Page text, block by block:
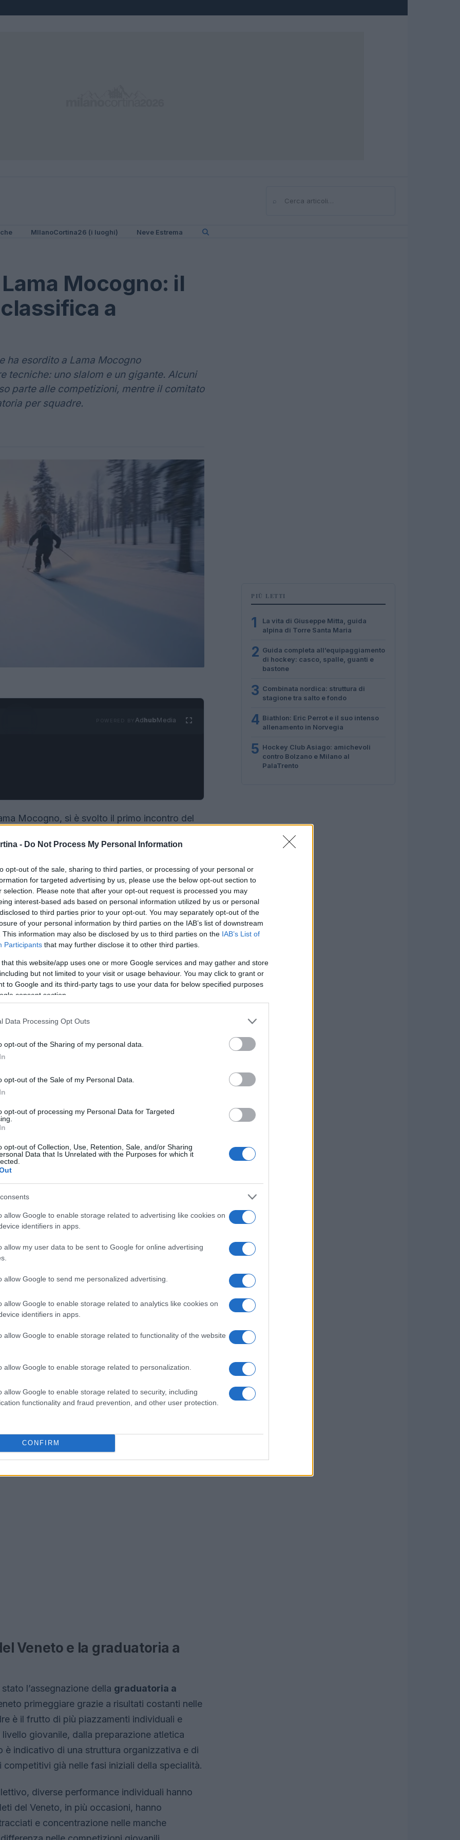
- Do Not Process My Personal Information
opt-out of the sale, sharing to third parties, or processing of your personal or
for targeted advertising by us, please use the below opt-out section to
selection. Please note that after your opt-out request is processed you may
interest-based ads based on personal information utilized by us or personal
to third parties prior to your opt-out. You may separately opt-out of the
of your personal information by third parties on the IAB’s list of downstream
This information may also be disclosed by us to third parties on the IAB’s List of
Participants that may further disclose it to other third parties.
that this website/app uses one or more Google services and may gather and store
but not limited to your visit or usage behaviour. You may click to grant or
to Google and its third-party tags to use your data for below specified purposes
consent section.
Data Processing Opt Outs
opt-out of the Sharing of my personal data.
opt-out of the Sale of my Personal Data.
opt-out of processing my Personal Data for Targeted
opt-out of Collection, Use, Retention, Sale, and/or Sharing
Data that Is Unrelated with the Purposes for which it
allow Google to enable storage related to advertising like cookies on
identifiers in apps.
allow my user data to be sent to Google for online advertising
allow Google to send me personalized advertising.
allow Google to enable storage related to analytics like cookies on
identifiers in apps.
allow Google to enable storage related to functionality of the website
allow Google to enable storage related to personalization.
allow Google to enable storage related to security, including
functionality and fraud prevention, and other user protection.
CONFIRM
⌕Cerca
MIlanoCortina26 (i luoghi) Neve Estrema
Mocogno: il
a
ha esordito a Lama Mocogno
tecniche: uno slalom e un gigante. Alcuni
parte alle competizioni, mentre il comitato
per squadre.
AdhubMedia
Mocogno, si è svolto il primo incontro del
ai giovani dello
e un gigante— pensate per mettere alla
concorrenti, con condizioni che hanno
giovanili.
alcuni atleti provenienti dal
il livello della competizione e hanno offerto
In chiusura di giornata il comitato del
a squadrerisultato che premia continuità
a confronto
previste: loslalompiù rapido e con cambi
hanno messo in luce le doti tecniche degli
ha fatto sì che alcuni giovani potessero
ottenendo un utile banco di prova.
sulle prestazioni
cambi di direzione e repentine accelerazioni,
dello sci e tempi di reazione immediati.
capacità di mantenere traiettorie pulite e la
L’insieme delle prove ha reso possibile
dei partecipanti e ha permesso ai tecnici di
Veneto e la graduatoria a
l’assegnazione della graduatoria a
primeggiare grazie a risultati costanti nelle
è il frutto di più piazzamenti individuali e
giovanile, dalla preparazione atletica
è indicativo di una struttura organizzativa e di
già nelle fasi iniziali della specialità.
diverse performance individuali hanno
del Veneto, in più occasioni, hanno
e concentrazione nelle manche
PIÙ LETTI
1
La vita di Giuseppe Mitta, guida
alpina di Torre Santa Maria
2 Guida completa all’equipaggiamento
di hockey: casco, spalle, guanti e
bastone
3 Combinata nordica: struttura di
stagione tra salto e fondo
4 Biathlon: Eric Perrot e il suo intenso
allenamento in Norvegia
5 Hockey Club Asiago: amichevoli
contro Bolzano e Milano al
PalaTrento